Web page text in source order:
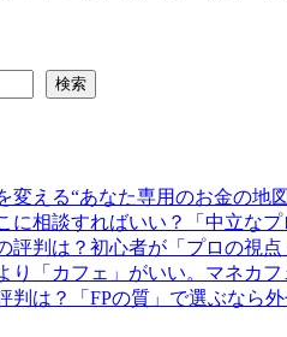
検索
変える“あなた専用のお金の地
に相談すればいい？「中立なプ
評判は？初心者が「プロの視
り「カフェ」がいい。マネカ
判は？「FPの質」で選ぶなら